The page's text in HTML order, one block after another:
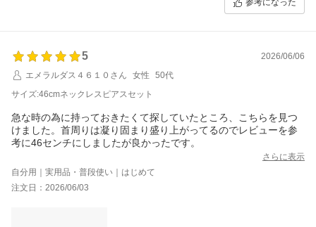
いざという時のためのお品として、少しでも安心してご用意いただけま
参考になった
5
2026/06/06
エメラルダス４６１０さん
女性
50代
サイズ:46cmネックレスピアスセット
急な時の為に持っておきたくて探していたところ、こちらを見つ
けました。首周りは凝り固まり盛り上がってるのでレビューを参
考に46センチにしましたが良かったです。
さらに表示
自分用｜実用品・普段使い｜はじめて
注文日：2026/06/03